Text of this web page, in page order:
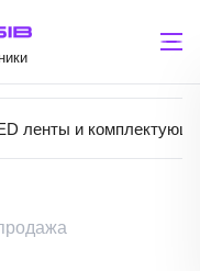
ленты и